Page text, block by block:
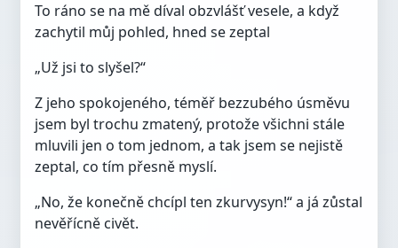
To ráno se na mě díval obzvlášť vesele, a když
zachytil můj pohled, hned se zeptal
„Už jsi to slyšel?“
Z jeho spokojeného, téměř bezzubého úsměvu
jsem byl trochu zmatený, protože všichni stále
mluvili jen o tom jednom, a tak jsem se nejistě
zeptal, co tím přesně myslí.
„No, že konečně chcípl ten zkurvysyn!“ a já zůstal
nevěřícně civět.